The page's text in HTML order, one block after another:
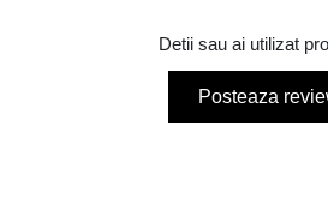
Detii sau ai utilizat
Posteaza